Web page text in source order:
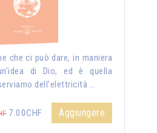
che ci può dare, in maniera
di Dio, ed è quella
dell’elettricità …
7.00CHF Aggiungere